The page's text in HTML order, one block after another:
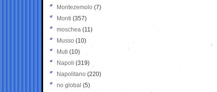
Montezemolo (7)
Monti (357)
moschea (11)
Musso (10)
Muti (10)
Napoli (319)
Napolitano (220)
no global (5)